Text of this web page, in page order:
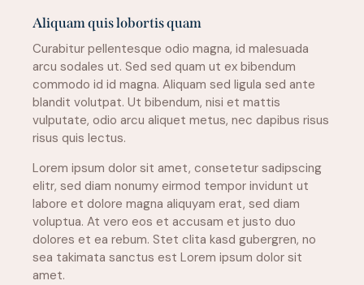
Aliquam quis lobortis quam
Curabitur pellentesque odio magna, id malesuada
arcu sodales ut. Sed sed quam ut ex bibendum
commodo id id magna. Aliquam sed ligula sed ante
blandit volutpat. Ut bibendum, nisi et mattis
vulputate, odio arcu aliquet metus, nec dapibus risus
risus quis lectus.
Lorem ipsum dolor sit amet, consetetur sadipscing
elitr, sed diam nonumy eirmod tempor invidunt ut
labore et dolore magna aliquyam erat, sed diam
voluptua. At vero eos et accusam et justo duo
dolores et ea rebum. Stet clita kasd gubergren, no
sea takimata sanctus est Lorem ipsum dolor sit
amet.